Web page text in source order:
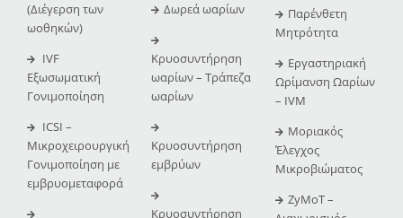
(Διέγερση των
ωοθηκών)
IVF
Εξωσωματική
Γονιμοποίηση
ICSI –
Μικροχειρουργική
Γονιμοποίηση με
εμβρυομεταφορά
Δωρεά ωαρίων
Κρυοσυντήρηση
ωαρίων – Τράπεζα
ωαρίων
Κρυοσυντήρηση
εμβρύων
Κρυοσυντήρηση
Παρένθετη
Μητρότητα
Εργαστηριακή
Ωρίμανση Ωαρίων
– IVM
Μοριακός
Έλεγχος
Μικροβιώματος
ZyMoT –